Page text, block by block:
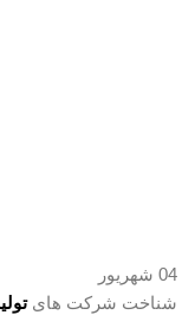
04 شهریور
شناخت شرکت های